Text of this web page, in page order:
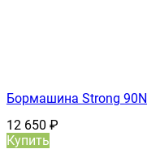
Бормашина Strong
12 650 ₽
Купить